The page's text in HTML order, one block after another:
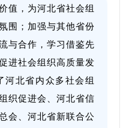
值，为河北省社会组
围；加强与其他省份
与合作，学习借鉴先
进社会组织高质量发
河北省内众多社会组
织促进会、河北省信
会、河北省新联合公